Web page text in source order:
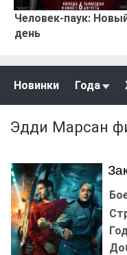
Человек-паук:
день
Новинки Года
Эдди Марсан